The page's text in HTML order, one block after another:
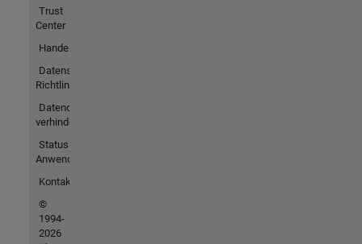
Trust
Center
Handelsmarken
Datenschutz-
Richtlinien
Datendiebstahl
verhindern
Status von
Anwendungen
Kontakt
©
1994-
2026